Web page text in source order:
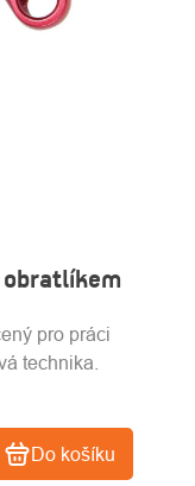
obratlíkem
Do košíku
pro práci
technika.